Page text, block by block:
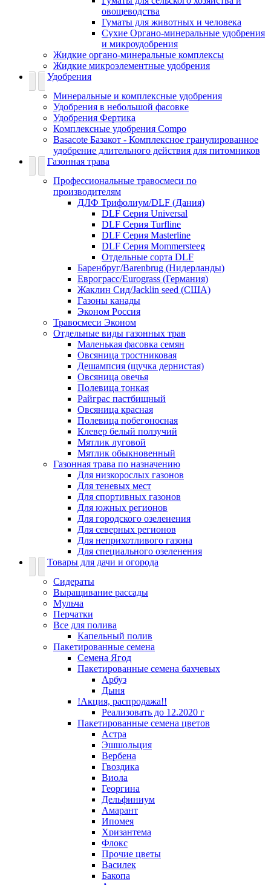
овощеводства
Гуматы для животных и человека
Сухие Органо-минеральные удобрения
и микроудобрения
Жидкие органо-минеральные комплексы
Жидкие микроэлементные удобрения
Удобрения
Минеральные и комплексные удобрения
Удобрения в небольшой фасовке
Удобрения Фертика
Комплексные удобрения Compo
Basacote Базакот - Комплексное гранулированное
удобрение длительного действия для питомников
Газонная трава
Профессиональные травосмеси по
производителям
ДЛФ Трифолиум/DLF (Дания)
DLF Серия Universal
DLF Серия Turfline
DLF Серия Masterline
DLF Серия Mommersteeg
Отдельные сорта DLF
Баренбруг/Barenbrug (Нидерланды)
Еврограсс/Eurograss (Германия)
Жаклин Сид/Jacklin seed (США)
Газоны канады
Эконом Россия
Травосмеси Эконом
Отдельные виды газонных трав
Маленькая фасовка семян
Овсяница тростниковая
Дешампсия (щучка дернистая)
Овсяница овечья
Полевица тонкая
Райграс пастбищный
Овсяница красная
Полевица побегоносная
Клевер белый ползучий
Мятлик луговой
Мятлик обыкновенный
Газонная трава по назначению
Для низкорослых газонов
Для теневых мест
Для спортивных газонов
Для южных регионов
Для городского озеленения
Для северных регионов
Для неприхотливого газона
Для специального озеленения
Товары для дачи и огорода
Сидераты
Выращивание рассады
Мульча
Перчатки
Все для полива
Капельный полив
Пакетированные семена
Семена Ягод
Пакетированные семена бахчевых
Арбуз
Дыня
!Акция, распродажа!!
Реализовать до 12.2020 г
Пакетированные семена цветов
Астра
Эшшольция
Вербена
Гвоздика
Виола
Георгина
Дельфиниум
Амарант
Ипомея
Хризантема
Флокс
Прочие цветы
Василек
Бакопа